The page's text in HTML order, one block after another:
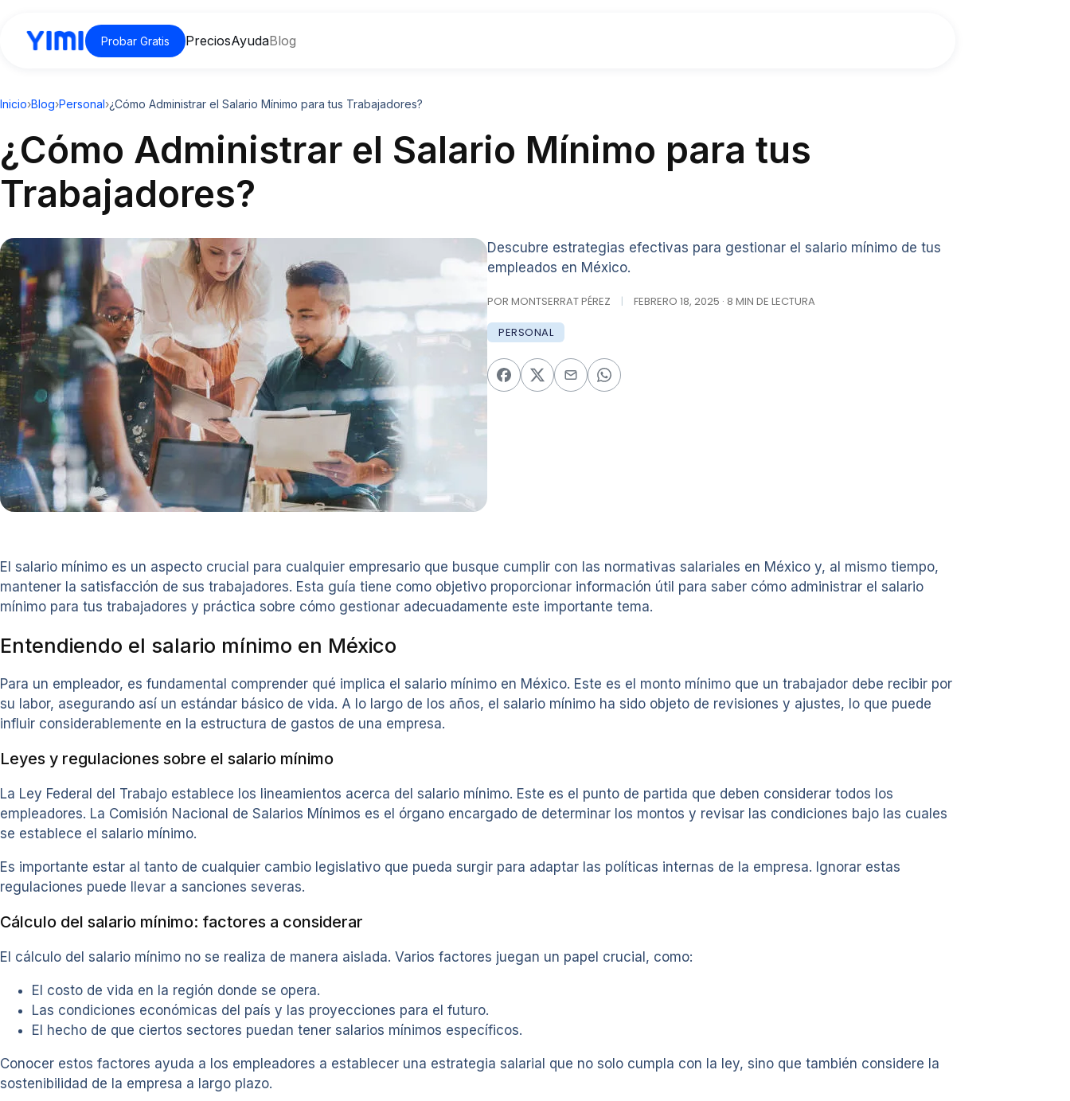
Probar Gratis PreciosAyudaBlog
Inicio›Blog›Personal›¿Cómo Administrar el Salario Mínimo para tus Trabajadores?
¿Cómo Administrar el Salario Mínimo para tus
Trabajadores?
Descubre estrategias efectivas para gestionar el salario mínimo de tus
empleados en México.
POR MONTSERRAT PÉREZ | FEBRERO 18, 2025 · 8 MIN DE LECTURA
PERSONAL
El salario mínimo es un aspecto crucial para cualquier empresario que busque cumplir con las normativas salariales en México y, al mismo tiempo,
mantener la satisfacción de sus trabajadores. Esta guía tiene como objetivo proporcionar información útil para saber cómo administrar el salario
mínimo para tus trabajadores y práctica sobre cómo gestionar adecuadamente este importante tema.
Entendiendo el salario mínimo en México
Para un empleador, es fundamental comprender qué implica el salario mínimo en México. Este es el monto mínimo que un trabajador debe recibir por
su labor, asegurando así un estándar básico de vida. A lo largo de los años, el salario mínimo ha sido objeto de revisiones y ajustes, lo que puede
influir considerablemente en la estructura de gastos de una empresa.
Leyes y regulaciones sobre el salario mínimo
La Ley Federal del Trabajo establece los lineamientos acerca del salario mínimo. Este es el punto de partida que deben considerar todos los
empleadores. La Comisión Nacional de Salarios Mínimos es el órgano encargado de determinar los montos y revisar las condiciones bajo las cuales
se establece el salario mínimo.
Es importante estar al tanto de cualquier cambio legislativo que pueda surgir para adaptar las políticas internas de la empresa. Ignorar estas
regulaciones puede llevar a sanciones severas.
Cálculo del salario mínimo: factores a considerar
El cálculo del salario mínimo no se realiza de manera aislada. Varios factores juegan un papel crucial, como:
El costo de vida en la región donde se opera.
Las condiciones económicas del país y las proyecciones para el futuro.
El hecho de que ciertos sectores puedan tener salarios mínimos específicos.
Conocer estos factores ayuda a los empleadores a establecer una estrategia salarial que no solo cumpla con la ley, sino que también considere la
sostenibilidad de la empresa a largo plazo.